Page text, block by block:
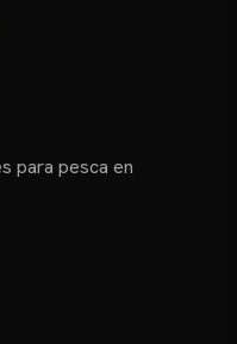
para pesca en